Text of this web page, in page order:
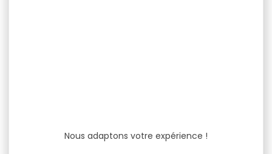
Nous adaptons votre expérience !